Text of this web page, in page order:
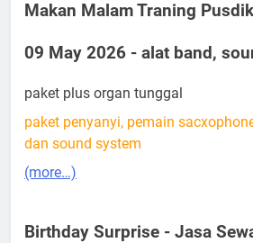
Makan Malam Traning
09 May 2026 - alat band,
paket plus organ tunggal
paket penyanyi, pemain
dan sound system
(more…)
Birthday Surprise - Jasa